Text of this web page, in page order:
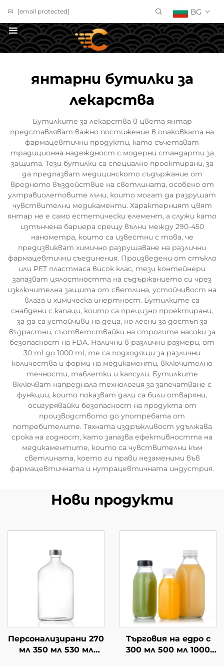
[email protected] BG
янтарни бутилки за
лекарства
Бутилките за лекарства в цвета янтар
представляват важно постижение в опаковката на
фармацевтични продукти, като съчетават
традиционна надеждност с модерни стандарти за
защита. Тези бутилки са специално проектирани, за
да предпазват медицинското съдържание от
вредното въздействие на светлината, особено от
ултравиолетовите лъчи, които могат да разрушат
чувствителни медикаменти. Характерният цвят
янтар не е само естетически елемент, а служи като
изтънчена бариера срещу вълни между 290-450
нанометра, които са известни с това, че
предизвикват химично разрушаване на различни
фармацевтични съединения. Произведени от стъкло
или PET пластмаса висок клас, тези контейнери
запазват цялостността на съдържанието си чрез
изключителна защита от светлина, устойчивост на
влага и химическа инертност. Бутилките са
снабдени с капаци, които са прецизно проектирани,
за да са устойчиви на деца, но лесни за достъп за
възрастни, съответствайки на строгите насоки за
безопасност на FDA. Налични в различни размери, от
30 ml до 1000 ml, те са подходящи за различни
количества и форми на медикаменти, включително
течности, таблетки и капсули. Бутилките
включват напреднала технология за запечатване с
функции, които показват дали са били отваряни,
осигурявайки безопасност на продукта от
производството до употребата от
потребителите. Тяхната издръжливост удължава
срока на годност, като запазва ефективността на
медикаментите, които са чувствителни към
светлината, което ги прави незаменими във
фармацевтичната и нутрацевтичната индустрия.
Нови продукти
Персонализирани 270
мл 350 мл 530 мл
Търговия на едро с
300 мл 500 мл 1000